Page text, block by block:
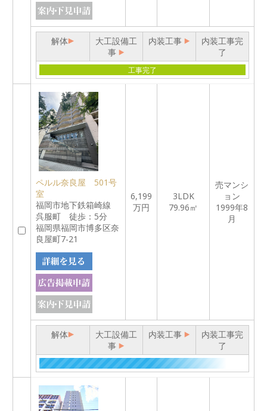
解体
大工設備工
事
内装工事
内装工事完
了
工事完了
ペルル奈良屋 501号
室
福岡市地下鉄箱崎線
呉服町 徒歩：5分
福岡県福岡市博多区奈
良屋町7-21
6,199
万円
3LDK
79.96㎡
売マンシ
ョン
1999年8
月
解体
大工設備工
事
内装工事
内装工事完
了